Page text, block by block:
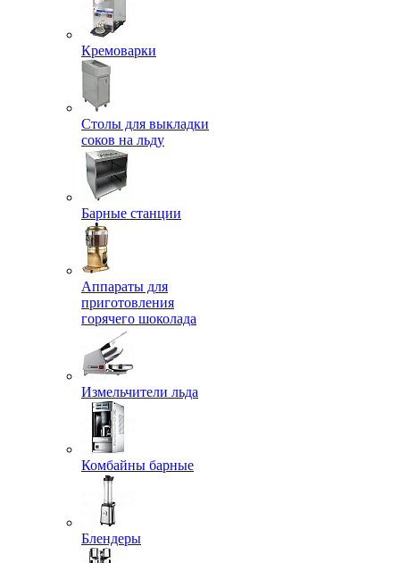
Кремоварки
Столы для выкладки
соков на льду
Барные станции
Аппараты для
приготовления
горячего шоколада
Измельчители льда
Комбайны барные
Блендеры